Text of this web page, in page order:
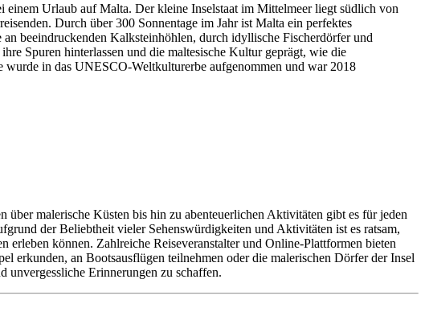
einem Urlaub auf Malta. Der kleine Inselstaat im Mittelmeer liegt südlich von
Durch über 300 Sonnentage im Jahr ist Malta ein perfektes
beeindruckenden Kalksteinhöhlen, durch idyllische Fischerdörfer und
Spuren hinterlassen und die maltesische Kultur geprägt, wie die
wurde in das UNESCO-Weltkulturerbe aufgenommen und war 2018
malerische Küsten bis hin zu abenteuerlichen Aktivitäten gibt es für jeden
der Beliebtheit vieler Sehenswürdigkeiten und Aktivitäten ist es ratsam,
erleben können. Zahlreiche Reiseveranstalter und Online-Plattformen bieten
erkunden, an Bootsausflügen teilnehmen oder die malerischen Dörfer der Insel
unvergessliche Erinnerungen zu schaffen.